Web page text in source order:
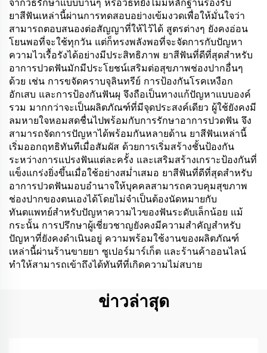
ยาสีฟันเหล่านี้ผ่านการทดสอบอย่างเข้มงวดเพื่อให้มั่นใจว่า
สามารถตอบสนองต่อสัญญาที่ให้ไว้ได้ สูตรต่างๆ ยังคงอ่อน
โยนพอที่จะใช้ทุกวัน แต่ก็ทรงพลังพอที่จะจัดการกับปัญหา
ความไวเรื้อรังได้อย่างมีประสิทธิภาพ ยาสีฟันที่ดีที่สุดสำหรับ
อาการปวดฟันมักมีประโยชน์เสริมต่อสุขภาพช่องปากอื่นๆ
ด้วย เช่น การขจัดคราบจุลินทรีย์ การป้องกันโรคเหงือก
อักเสบ และการป้องกันฟันผุ จึงถือเป็นทางแก้ปัญหาแบบองค์
รวม มากกว่าจะเป็นผลิตภัณฑ์ที่มีจุดประสงค์เดียว ผู้ใช้ยังคงมี
ลมหายใจหอมสดชื่นไปพร้อมกับการรักษาอาการปวดฟัน จึง
สามารถจัดการปัญหาได้พร้อมกันหลายด้าน ยาสีฟันเหล่านี้
เริ่มออกฤทธิทันทีเมื่อสัมผัส ด้วยการเริ่มสร้างชั้นป้องกัน
ระหว่างการแปรงฟันแต่ละครั้ง และเสริมสร้างเกราะป้องกันที่
แข็งแกร่งยิ่งขึ้นเมื่อใช้อย่างสม่ำเสมอ ยาสีฟันที่ดีที่สุดสำหรับ
อาการปวดฟันมอบอำนาจให้บุคคลสามารถควบคุมสุขภาพ
ช่องปากของตนเองได้โดยไม่จำเป็นต้องนัดหมายกับ
ทันตแพทย์สำหรับปัญหาความไวของฟันระดับเล็กน้อย แม้
กระนั้น การปรึกษาผู้เชี่ยวชาญยังคงมีความสำคัญสำหรับ
ปัญหาที่ยังคงดำเนินอยู่ ความพร้อมใช้งานของผลิตภัณฑ์
เหล่านี้ผ่านร้านขายยา ซูเปอร์มาร์เก็ต และร้านค้าออนไลน์
ทำให้สามารถเข้าถึงได้ทันทีที่เกิดความไม่สบาย
ข่าวล่าสุด